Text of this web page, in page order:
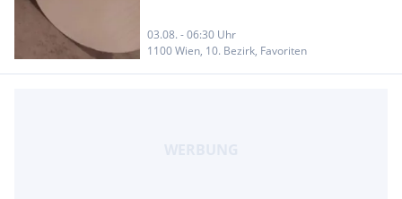
03.08. - 06:30 Uhr
1100 Wien, 10. Bezirk, Favoriten